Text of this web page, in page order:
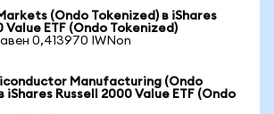
(Ondo Tokenized) в iShares
Value ETF (Ondo Tokenized)
0,413970 IWNon
Manufacturing (Ondo
iShares Russell 2000 Value ETF (Ondo